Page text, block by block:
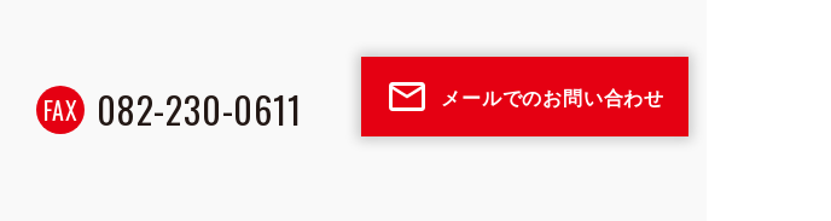
FAX 082-230-0611 mail_outline メールでのお問い合わせ